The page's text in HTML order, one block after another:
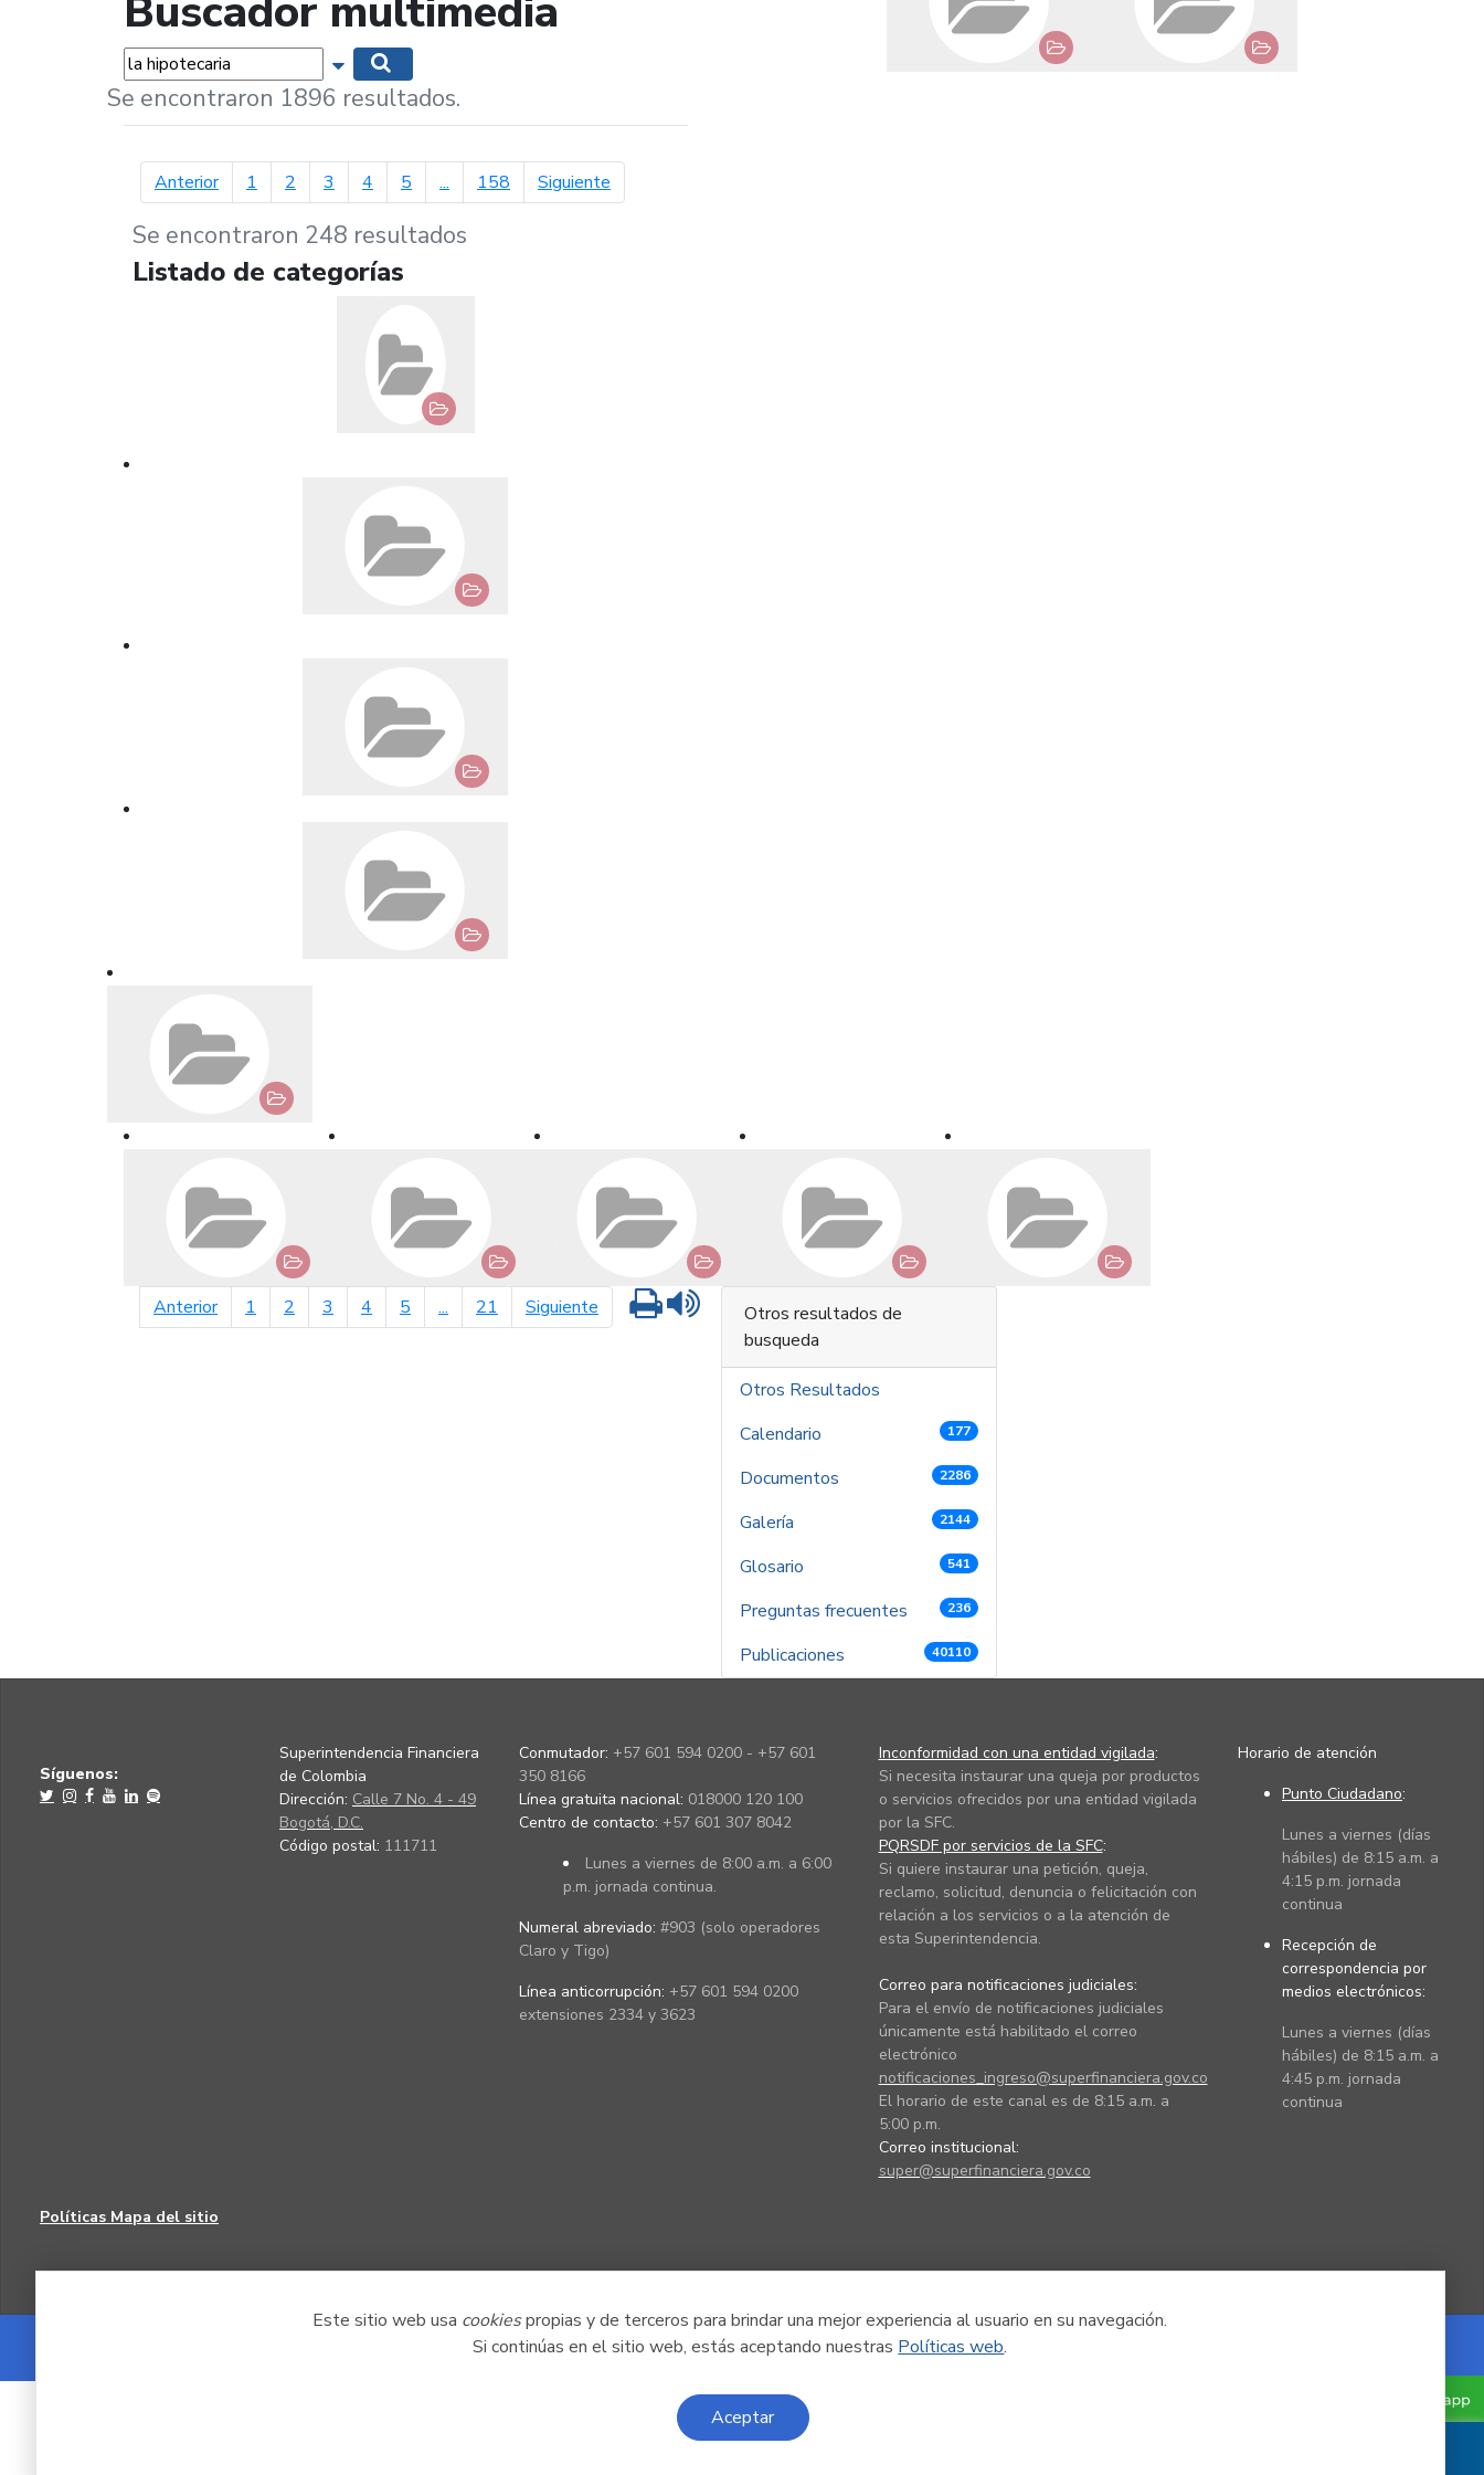
Este sitio web usa cookiespropias y de terceros para brindar una mejor experiencia al usuario en su navegación.
Si continúas en el sitio web, estás aceptando nuestras Políticas web.
Aceptar
Buscador multimedia
Palabras... Mostrar opciones de búsqueda
Se encontraron 1896 resultados.
Anteriorpágina anterior
1 2 3 4 5 ... 158 Siguientepágina siguiente
Se encontraron 248 resultados
Listado de categorías
Anteriorpágina anterior
1 2 3 4 5 ... 21 Siguiente página siguiente
Imprimir
Otros resultados de
busqueda
Otros Resultados
Calendario
177
Documentos 2286
Galería 2144
Glosario 541
Preguntas frecuentes 236
Publicaciones 40110
Síguenos:
Superintendencia Financiera
de Colombia
Dirección: Calle 7 No. 4 - 49
Bogotá, D.C.
Código postal: 111711
Conmutador: +57 601 594 0200 - +57 601
350 8166
Línea gratuita nacional: 018000 120 100
Centro de contacto: +57 601 307 8042
Lunes a viernes de 8:00 a.m. a 6:00
p.m. jornada continua.
Numeral abreviado: #903 (solo operadores
Claro y Tigo)
Línea anticorrupción: +57 601 594 0200
extensiones 2334 y 3623
Inconformidad con una entidad vigilada:
Si necesita instaurar una queja por productos
o servicios ofrecidos por una entidad vigilada
por la SFC.
PQRSDF por servicios de la SFC:
Si quiere instaurar una petición, queja,
reclamo, solicitud, denuncia o felicitación con
relación a los servicios o a la atención de
esta Superintendencia.
Correo para notificaciones judiciales:
Para el envío de notificaciones judiciales
únicamente está habilitado el correo
electrónico
notificaciones_ingreso@superfinanciera.gov.co
El horario de este canal es de 8:15 a.m. a
5:00 p.m.
Correo institucional:
super@superfinanciera.gov.co
Horario de atención
Punto Ciudadano:
Lunes a viernes (días
hábiles) de 8:15 a.m. a
4:15 p.m. jornada
continua
Recepción de
correspondencia por
medios electrónicos:
Lunes a viernes (días
hábiles) de 8:15 a.m. a
4:45 p.m. jornada
continua
Políticas Mapa del sitio
Powered by Nexura